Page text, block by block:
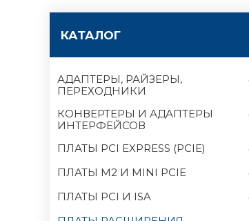
КАТАЛОГ
АДАПТЕРЫ, РАЙЗЕРЫ,
ПЕРЕХОДНИКИ
КОНВЕРТЕРЫ И АДАПТЕРЫ
ИНТЕРФЕЙСОВ
ПЛАТЫ PCI EXPRESS (PCIE)
ПЛАТЫ M2 И MINI PCIE
ПЛАТЫ PCI И ISA